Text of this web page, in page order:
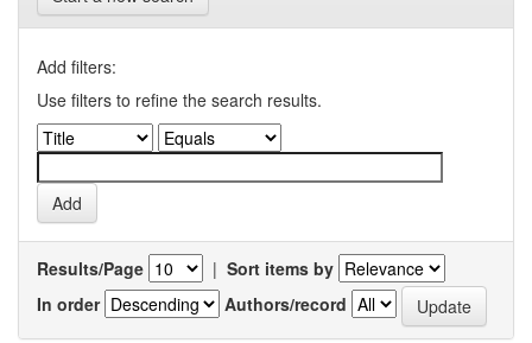
Add filters:
Use filters to refine the search results.
Results/Page | Sort items by
In order
Authors/record